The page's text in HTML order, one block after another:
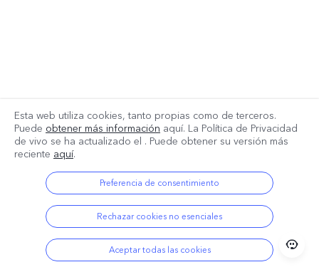
Esta web utiliza cookies, tanto propias como de terceros.
Puede obtener más información aquí. La Política de Privacidad
de vivo se ha actualizado el . Puede obtener su versión más
reciente aquí.
Preferencia de consentimiento
Rechazar cookies no esenciales
Aceptar todas las cookies